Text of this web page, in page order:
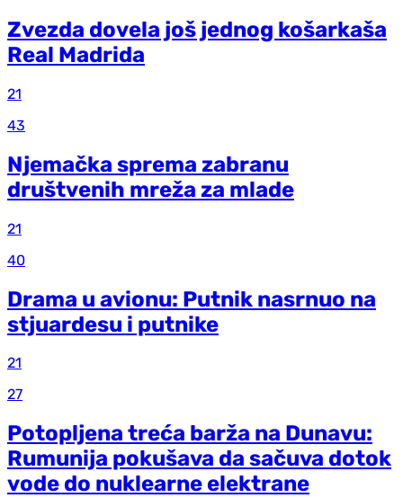
Zvezda dovela još jednog košarkaša
Real Madrida
21
43
Njemačka sprema zabranu
društvenih mreža za mlade
21
40
Drama u avionu: Putnik nasrnuo na
stjuardesu i putnike
21
27
Potopljena treća barža na Dunavu:
Rumunija pokušava da sačuva dotok
vode do nuklearne elektrane